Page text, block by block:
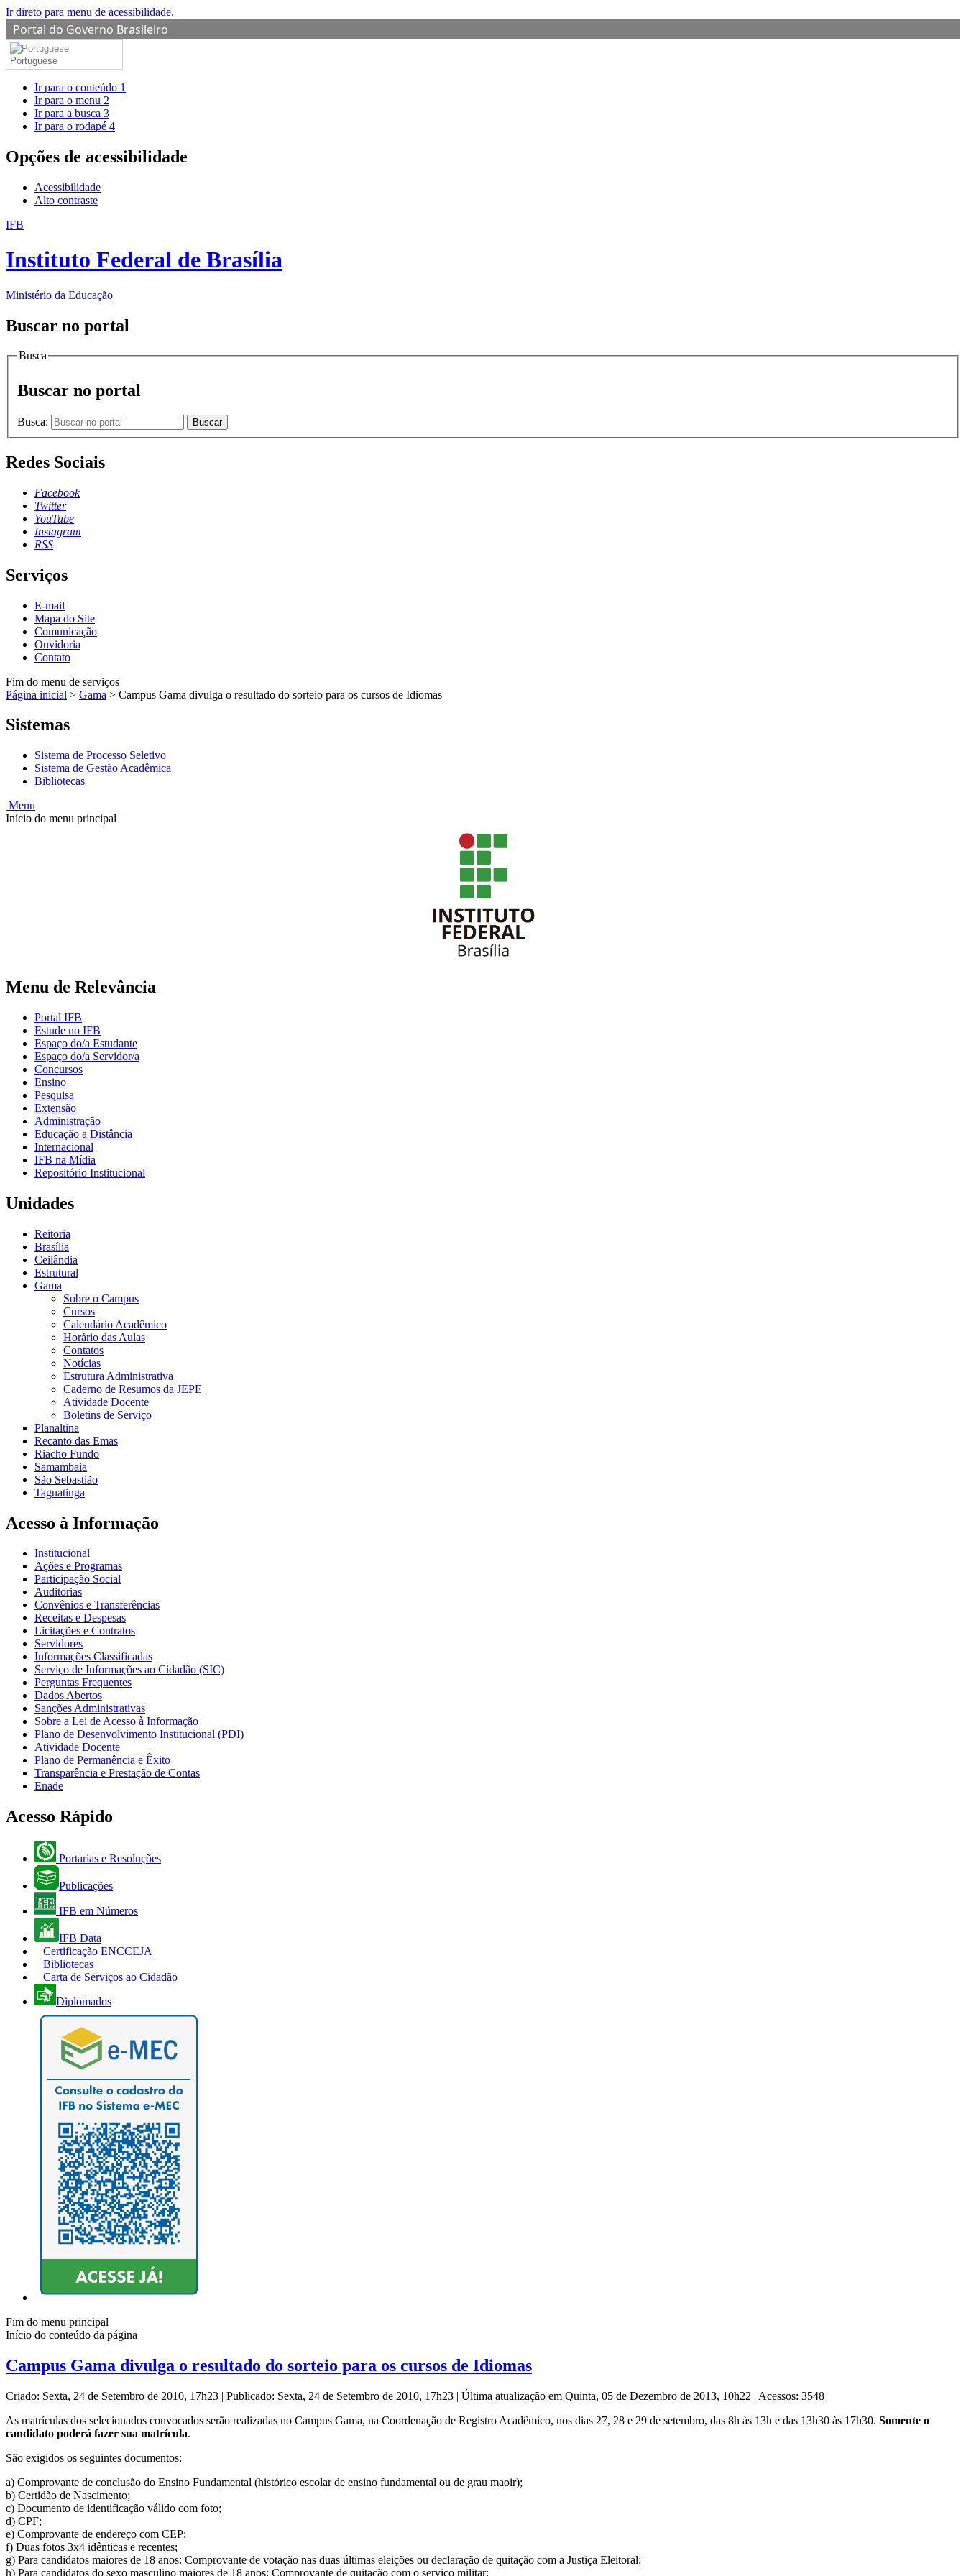
Ir direto para menu de acessibilidade.
Portal do Governo Brasileiro
Portuguese
Ir para o conteúdo 1
Ir para o menu 2
Ir para a busca 3
Ir para o rodapé 4
Opções de acessibilidade
Acessibilidade
Alto contraste
IFB
Instituto Federal de Brasília
Ministério da Educação
Buscar no portal
Busca
Buscar no portal
Busca: Buscar
Redes Sociais
Facebook
Twitter
YouTube
Instagram
RSS
Serviços
E-mail
Mapa do Site
Comunicação
Ouvidoria
Contato
Fim do menu de serviços
Página inicial > Gama > Campus Gama divulga o resultado do sorteio para os cursos de Idiomas
Sistemas
Sistema de Processo Seletivo
Sistema de Gestão Acadêmica
Bibliotecas
Menu
Início do menu principal
Menu de Relevância
Portal IFB
Estude no IFB
Espaço do/a Estudante
Espaço do/a Servidor/a
Concursos
Ensino
Pesquisa
Extensão
Administração
Educação a Distância
Internacional
IFB na Mídia
Repositório Institucional
Unidades
Reitoria
Brasília
Ceilândia
Estrutural
Gama
Sobre o Campus
Cursos
Calendário Acadêmico
Horário das Aulas
Contatos
Notícias
Estrutura Administrativa
Caderno de Resumos da JEPE
Atividade Docente
Boletins de Serviço
Planaltina
Recanto das Emas
Riacho Fundo
Samambaia
São Sebastião
Taguatinga
Acesso à Informação
Institucional
Ações e Programas
Participação Social
Auditorias
Convênios e Transferências
Receitas e Despesas
Licitações e Contratos
Servidores
Informações Classificadas
Serviço de Informações ao Cidadão (SIC)
Perguntas Frequentes
Dados Abertos
Sanções Administrativas
Sobre a Lei de Acesso à Informação
Plano de Desenvolvimento Institucional (PDI)
Atividade Docente
Plano de Permanência e Êxito
Transparência e Prestação de Contas
Enade
Acesso Rápido
Portarias e Resoluções
Publicações
IFB em Números
IFB Data
Certificação ENCCEJA
Bibliotecas
Carta de Serviços ao Cidadão
Diplomados
Fim do menu principal
Início do conteúdo da página
Campus Gama divulga o resultado do sorteio para os cursos de Idiomas
Criado: Sexta, 24 de Setembro de 2010, 17h23 | Publicado: Sexta, 24 de Setembro de 2010, 17h23 | Última atualização em Quinta, 05 de Dezembro de 2013, 10h22 | Acessos: 3548
As matrículas dos selecionados convocados serão realizadas no Campus Gama, na Coordenação de Registro Acadêmico, nos dias 27, 28 e 29 de setembro, das 8h às 13h e das 13h30 às 17h30. Somente o
candidato poderá fazer sua matrícula.
São exigidos os seguintes documentos:
a) Comprovante de conclusão do Ensino Fundamental (histórico escolar de ensino fundamental ou de grau maoir);
b) Certidão de Nascimento;
c) Documento de identificação válido com foto;
d) CPF;
e) Comprovante de endereço com CEP;
f) Duas fotos 3x4 idênticas e recentes;
g) Para candidatos maiores de 18 anos: Comprovante de votação nas duas últimas eleições ou declaração de quitação com a Justiça Eleitoral;
h) Para candidatos do sexo masculino maiores de 18 anos: Comprovante de quitação com o serviço militar;